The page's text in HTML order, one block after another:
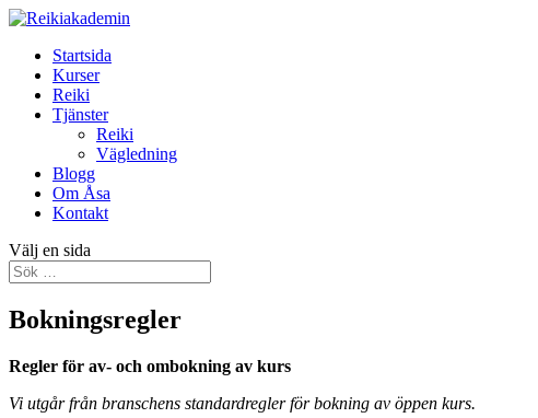
Startsida
Kurser
Reiki
Tjänster
Reiki
Vägledning
Blogg
Om Åsa
Kontakt
Välj en sida
Bokningsregler
Regler för av- och ombokning av kurs
Vi utgår från branschens standardregler för bokning av öppen kurs.